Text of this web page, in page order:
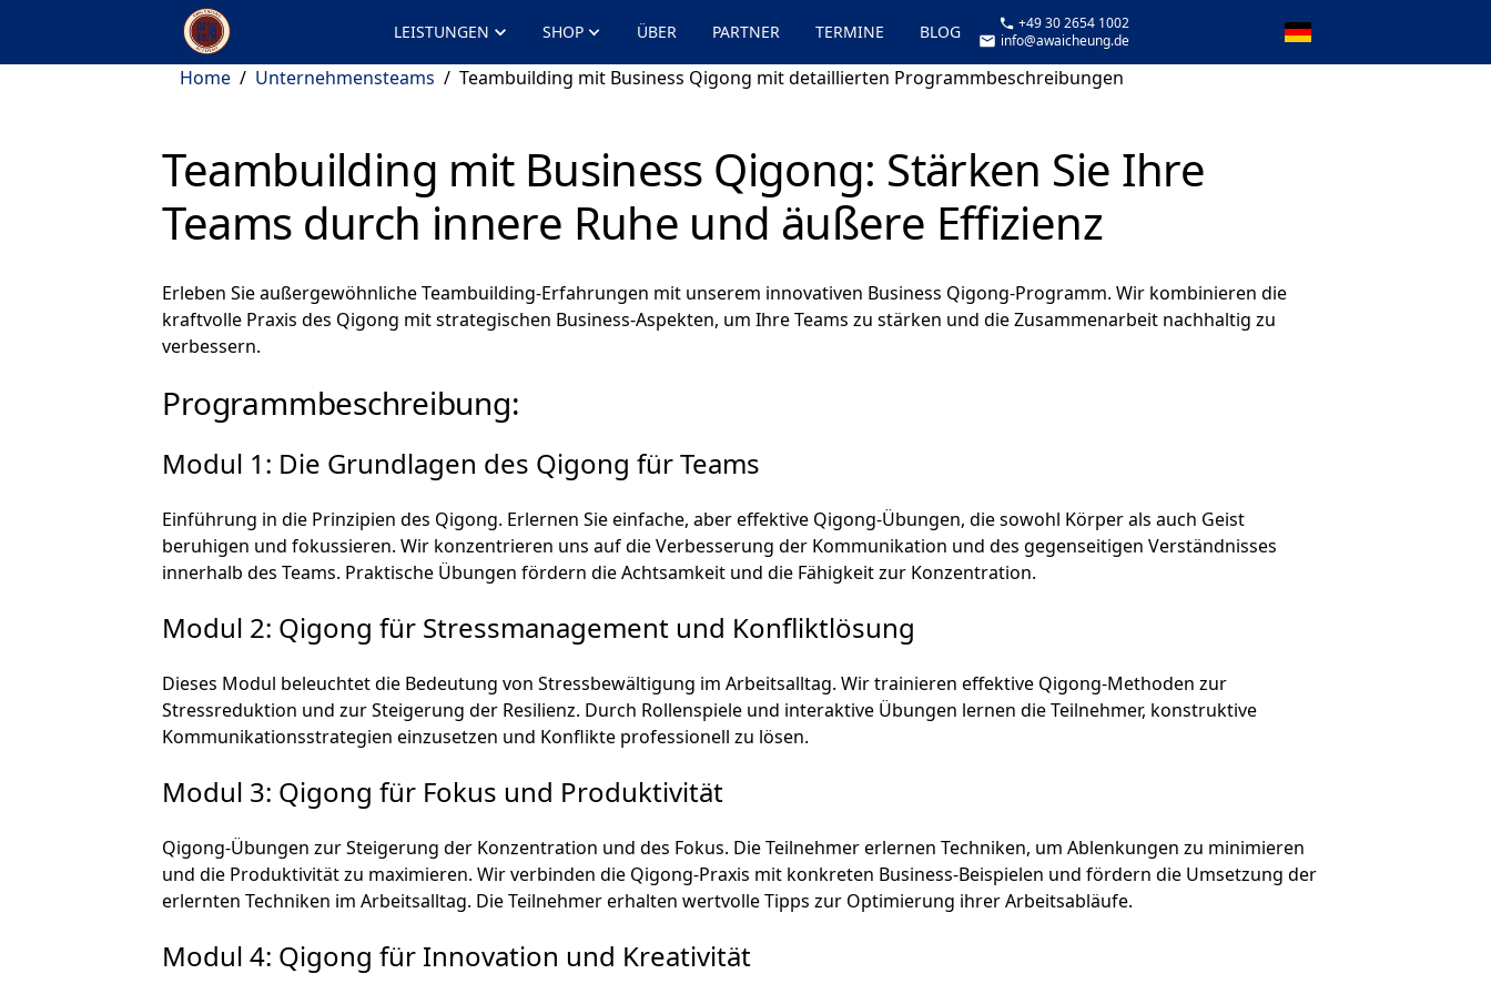
LEISTUNGEN SHOP ÜBER PARTNER TERMINE BLOG
+49 30 2654 1002
info@awaicheung.de
Home / Unternehmensteams / Teambuilding mit Business Qigong mit detaillierten Programmbeschreibungen
Teambuilding mit Business Qigong: Stärken Sie Ihre
Teams durch innere Ruhe und äußere Effizienz
Erleben Sie außergewöhnliche Teambuilding-Erfahrungen mit unserem innovativen Business Qigong-Programm. Wir kombinieren die
kraftvolle Praxis des Qigong mit strategischen Business-Aspekten, um Ihre Teams zu stärken und die Zusammenarbeit nachhaltig zu
verbessern.
Programmbeschreibung:
Modul 1: Die Grundlagen des Qigong für Teams
Einführung in die Prinzipien des Qigong. Erlernen Sie einfache, aber effektive Qigong-Übungen, die sowohl Körper als auch Geist
beruhigen und fokussieren. Wir konzentrieren uns auf die Verbesserung der Kommunikation und des gegenseitigen Verständnisses
innerhalb des Teams. Praktische Übungen fördern die Achtsamkeit und die Fähigkeit zur Konzentration.
Modul 2: Qigong für Stressmanagement und Konfliktlösung
Dieses Modul beleuchtet die Bedeutung von Stressbewältigung im Arbeitsalltag. Wir trainieren effektive Qigong-Methoden zur
Stressreduktion und zur Steigerung der Resilienz. Durch Rollenspiele und interaktive Übungen lernen die Teilnehmer, konstruktive
Kommunikationsstrategien einzusetzen und Konflikte professionell zu lösen.
Modul 3: Qigong für Fokus und Produktivität
Qigong-Übungen zur Steigerung der Konzentration und des Fokus. Die Teilnehmer erlernen Techniken, um Ablenkungen zu minimieren
und die Produktivität zu maximieren. Wir verbinden die Qigong-Praxis mit konkreten Business-Beispielen und fördern die Umsetzung der
erlernten Techniken im Arbeitsalltag. Die Teilnehmer erhalten wertvolle Tipps zur Optimierung ihrer Arbeitsabläufe.
Modul 4: Qigong für Innovation und Kreativität